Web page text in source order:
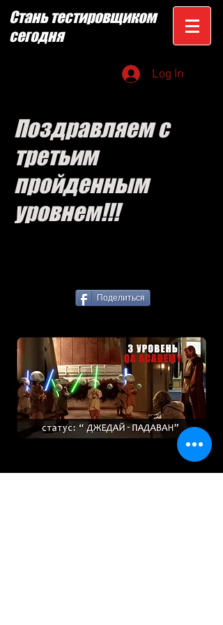
Стань тестировщиком
сегодня
Log In
Поздравляем с
третьим
пройденным
уровнем!!!
Поделиться